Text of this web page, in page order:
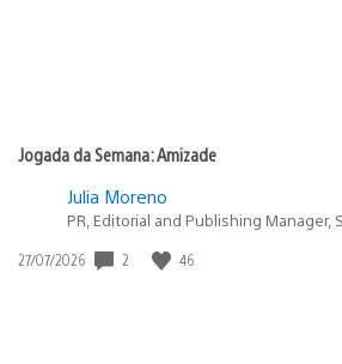
Jogada da Semana: Amizade
Julia Moreno
PR, Editorial and Publishing Manager,
Data
27/07/2026 2 46